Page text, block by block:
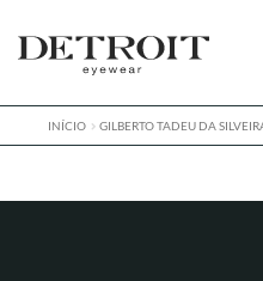
navegação
o
conteúdo
INÍCIO GILBERTO TADEU DA